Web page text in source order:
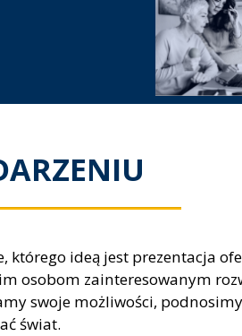
którego ideą jest prezentacja
osobom zainteresowanym
swoje możliwości,
świat.